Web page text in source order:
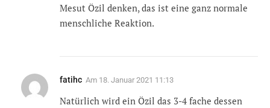
Mesut Özil denken, das ist eine ganz normale
menschliche Reaktion.
fatihc Am 18. Januar 2021 11:13
Natürlich wird ein Özil das 3-4 fache dessen